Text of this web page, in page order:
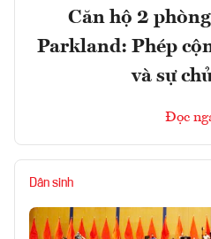
Căn hộ 2
Parkland: Phép
và sự
Đọc
Dân sinh